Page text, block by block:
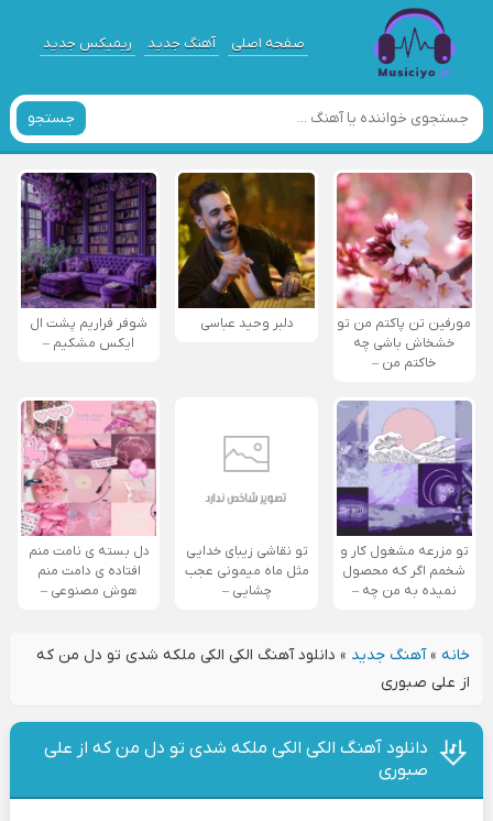
صفحه اصلی آهنگ جدید ریمیکس جدید
جستجو
مورفین تن پاکتم من تو
خشخاش باشی چه
خاکتم من –
دلبر وحید عباسی
شوفر فراریم پشت ال
ایکس مشکیم –
تو مزرعه مشغول کار و
شخمم اگر که محصول
نمیده به من چه –
تو نقاشی زیبای خدایی
مثل ماه میمونی عجب
چشایی –
دل بسته ی نامت منم
افتاده ی دامت منم
هوش مصنوعی –
خانه»آهنگ جدید » دانلود آهنگ الکی الکی ملکه شدی تو دل من که
از علی صبوری
دانلود آهنگ الکی الکی ملکه شدی تو دل من که از علی
صبوری